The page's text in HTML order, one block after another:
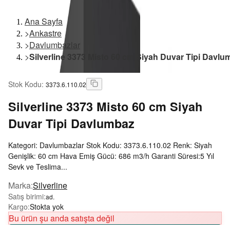
Ana Sayfa
>Ankastre
>Davlumbazlar
>Silverline 3373 Misto 60 cm Siyah Duvar Tipi
Stok Kodu: 3373.6.110.02
Silverline 3373 Misto 60 cm Siyah
Duvar Tipi Davlumbaz
Kategori: Davlumbazlar Stok Kodu: 3373.6.110.02 Renk: Siyah
Genişlik: 60 cm Hava Emiş Gücü: 686 m3/h Garanti Süresi:5 Yıl
Sevk ve Teslima...
Marka:Silverline
Satış birimi:ad.
Kargo:Stokta yok
Bu ürün şu anda satışta değil